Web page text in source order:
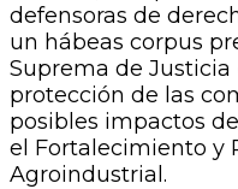
defensoras de
un hábeas corpus
Suprema de Justicia
protección de las
posibles impactos
el Fortalecimiento y
Agroindustrial.